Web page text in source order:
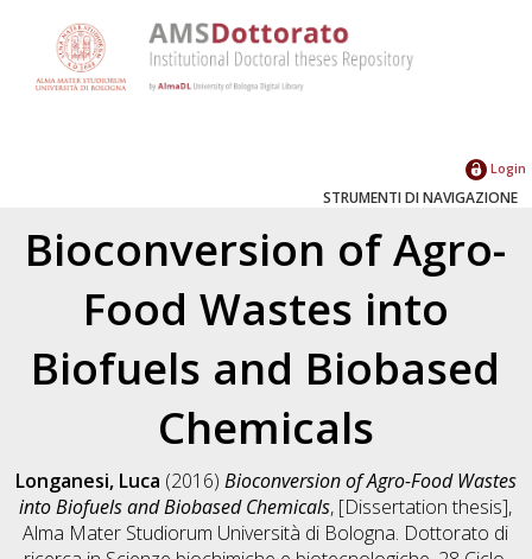
Login
STRUMENTI DI NAVIGAZIONE
Bioconversion of Agro-
Food Wastes into
Biofuels and Biobased
Chemicals
Longanesi, Luca (2016) Bioconversion of Agro-Food Wastes
into Biofuels and Biobased Chemicals, [Dissertation thesis],
Alma Mater Studiorum Università di Bologna. Dottorato di